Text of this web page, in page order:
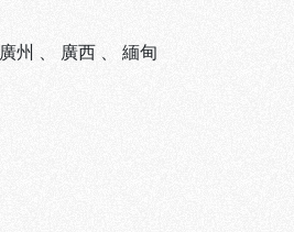
廣州 、 廣西 、 緬甸